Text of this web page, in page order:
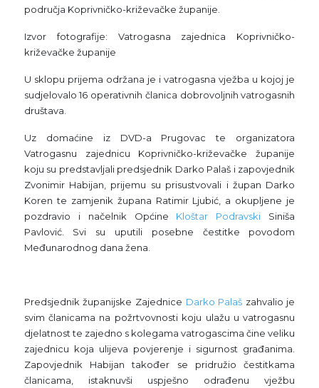
područja Koprivničko-križevačke županije.
Izvor fotografije: Vatrogasna zajednica Koprivničko-
križevačke županije
U sklopu prijema održana je i vatrogasna vježba u kojoj je
sudjelovalo 16 operativnih članica dobrovoljnih vatrogasnih
društava.
Uz domaćine iz DVD-a Prugovac te organizatora
Vatrogasnu zajednicu Koprivničko-križevačke županije
koju su predstavljali predsjednik Darko Palaš i zapovjednik
Zvonimir Habijan, prijemu su prisustvovali i župan Darko
Koren te zamjenik župana Ratimir Ljubić, a okupljene je
pozdravio i načelnik Općine Kloštar Podravski Siniša
Pavlović. Svi su uputili posebne čestitke povodom
Međunarodnog dana žena.
Predsjednik županijske Zajednice Darko Palaš zahvalio je
svim članicama na požrtvovnosti koju ulažu u vatrogasnu
djelatnost te zajedno s kolegama vatrogascima čine veliku
zajednicu koja ulijeva povjerenje i sigurnost građanima.
Zapovjednik Habijan također se pridružio čestitkama
članicama, istaknuvši uspješno odrađenu vježbu